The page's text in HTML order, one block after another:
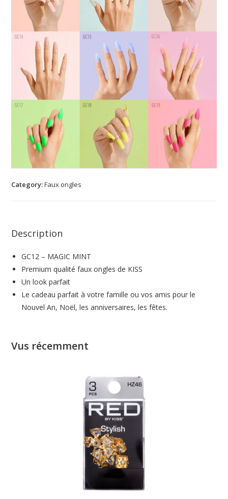
Category:Faux ongles
Description
GC12 – MAGIC MINT
Premium qualité faux ongles de KISS
Un look parfait
Le cadeau parfait à votre famille ou vos amis pour le
Nouvel An, Noël, les anniversaires, les fêtes.
Vus récemment